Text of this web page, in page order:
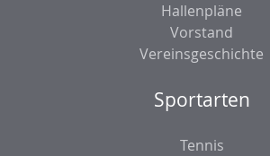
Hallenpläne
Vorstand
Vereinsgeschichte
Sportarten
Tennis